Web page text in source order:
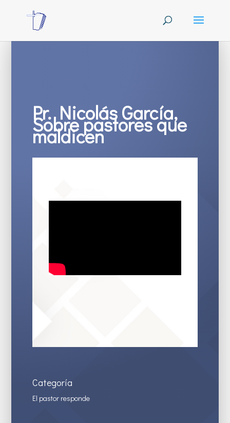
Pr. Nicolás García,
Sobre pastores que
maldicen
Categoría
El pastor responde